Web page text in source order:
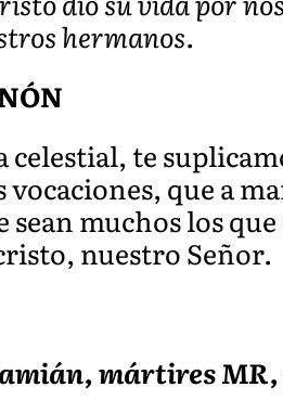
hermanos.
celestial, te
que a
muchos los
nuestro Señor.
mártires MR,